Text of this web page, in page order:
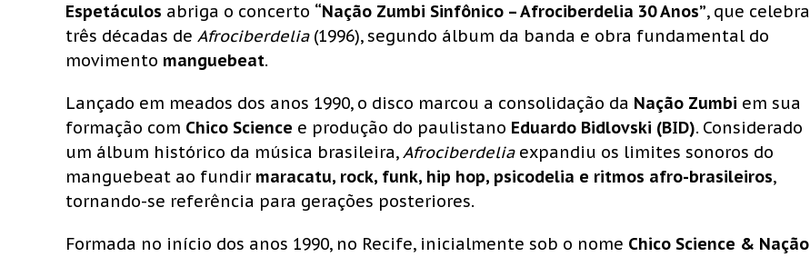
Espetáculos abriga o concerto “Nação Zumbi Sinfônico – Afrociberdelia 30 Anos”, que celebra
três décadas de Afrociberdelia(1996), segundo álbum da banda e obra fundamental do
movimento manguebeat.
Lançado em meados dos anos 1990, o disco marcou a consolidação da Nação Zumbi em sua
formação com Chico Science e produção do paulistano Eduardo Bidlovski (BID). Considerado
um álbum histórico da música brasileira,Afrociberdeliaexpandiu os limites sonoros do
manguebeat ao fundir maracatu, rock, funk, hip hop, psicodelia e ritmos afro-brasileiros,
tornando-se referência para gerações posteriores.
Formada no início dos anos 1990, no Recife, inicialmente sob o nome Chico Science & Nação